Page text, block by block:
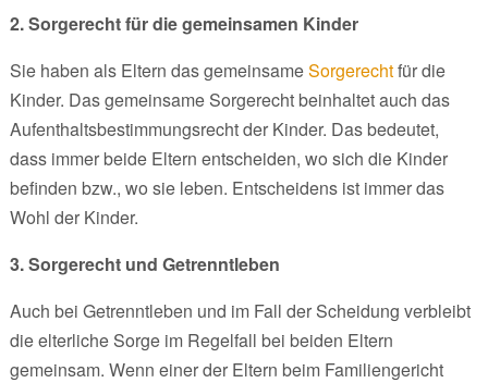
2. Sorgerecht für die gemeinsamen Kinder
Sie haben als Eltern das gemeinsameSorgerechtfür die
Kinder. Das gemeinsame Sorgerecht beinhaltet auch das
Aufenthaltsbestimmungsrecht der Kinder. Das bedeutet,
dass immer beide Eltern entscheiden, wo sich die Kinder
befinden bzw., wo sie leben. Entscheidens ist immer das
Wohl der Kinder.
3. Sorgerecht und Getrenntleben
Auch bei Getrenntleben und im Fall der Scheidung verbleibt
die elterliche Sorge im Regelfall bei beiden Eltern
gemeinsam. Wenn einer der Eltern beim Familiengericht